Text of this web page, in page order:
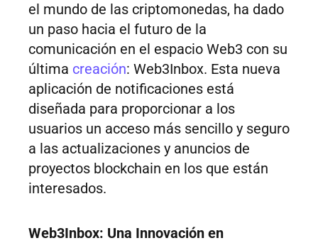
el mundo de las criptomonedas, ha dado
un paso hacia el futuro de la
comunicación en el espacio Web3 con su
última creación: Web3Inbox. Esta nueva
aplicación de notificaciones está
diseñada para proporcionar a los
usuarios un acceso más sencillo y seguro
a las actualizaciones y anuncios de
proyectos blockchain en los que están
interesados.
Web3Inbox: Una Innovación en